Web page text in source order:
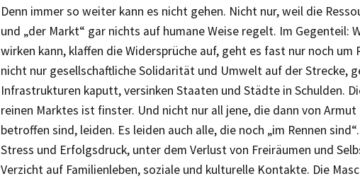
Denn immer so weiter kann es nicht gehen. Nicht nur, weil die
und „der Markt“ gar nichts auf humane Weise regelt. Im Gegenteil:
wirken kann, klaffen die Widersprüche auf, geht es fast nur noch um
nicht nur gesellschaftliche Solidarität und Umwelt auf der Strecke,
Infrastrukturen kaputt, versinken Staaten und Städte in Schulden.
reinen Marktes ist finster. Und nicht nur all jene, die dann von
betroffen sind, leiden. Es leiden auch alle, die noch „im Rennen
Stress und Erfolgsdruck, unter dem Verlust von Freiräumen und
Verzicht auf Familienleben, soziale und kulturelle Kontakte. Die